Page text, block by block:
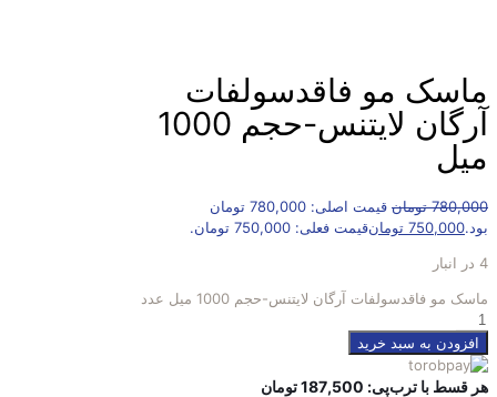
ماسک مو فاقدسولفات
آرگان لایتنس-حجم 1000
میل
780,000 تومان
قیمت اصلی: 780,000 تومان
بود.750,000 تومانقیمت فعلی: 750,000 تومان.
4 در انبار
ماسک مو فاقدسولفات آرگان لایتنس-حجم 1000 میل عدد
افزودن به سبد خرید
هر قسط با ترب‌پی: 187,500تومان